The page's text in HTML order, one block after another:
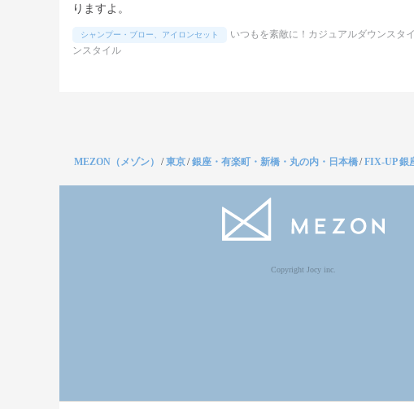
りますよ。
シャンプー・ブロー、アイロンセット
いつもを素敵に！カジュアルダウンスタ
ンスタイル
MEZON（メゾン） /東京/銀座・有楽町・新橋・丸の内・日本橋/FIX-UP 銀
Copyright Jocy inc.